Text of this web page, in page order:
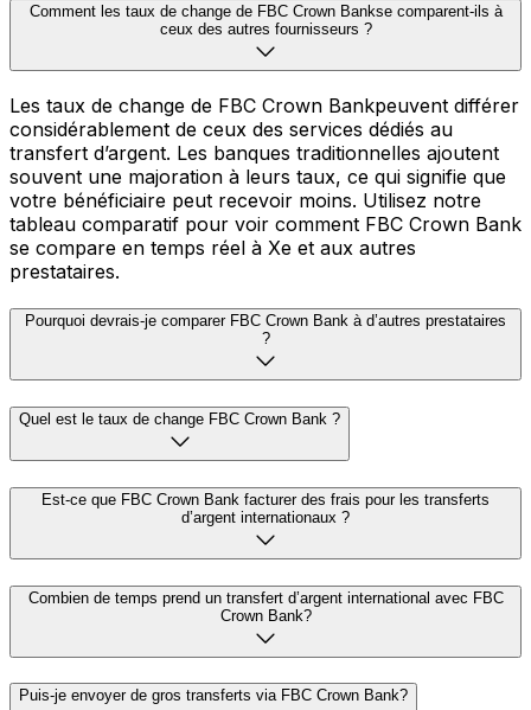
Comment les taux de change de FBC Crown Bankse comparent-ils à
ceux des autres fournisseurs ?
Les taux de change de FBC Crown Bankpeuvent différer
considérablement de ceux des services dédiés au
transfert d’argent. Les banques traditionnelles ajoutent
souvent une majoration à leurs taux, ce qui signifie que
votre bénéficiaire peut recevoir moins. Utilisez notre
tableau comparatif pour voir comment FBC Crown Bank
se compare en temps réel à Xe et aux autres
prestataires.
Pourquoi devrais-je comparer FBC Crown Bank à d’autres prestataires
?
Quel est le taux de change FBC Crown Bank ?
Est-ce que FBC Crown Bank facturer des frais pour les transferts
d’argent internationaux ?
Combien de temps prend un transfert d’argent international avec FBC
Crown Bank?
Puis-je envoyer de gros transferts via FBC Crown Bank?